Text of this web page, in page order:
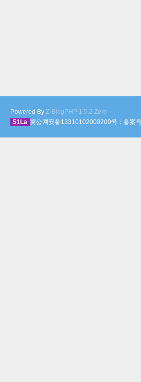
Powered By Z-BlogPHP 1.5.2 Zero
51La 冀公网安备13310102000200号；备案